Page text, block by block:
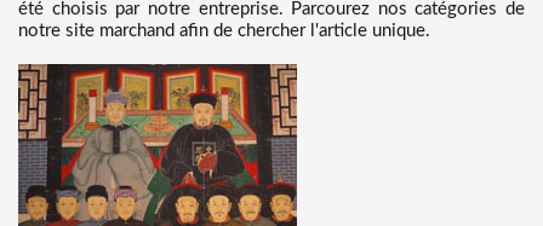
été choisis par notre entreprise. Parcourez nos catégories de
notre site marchand afin de chercher l'article unique.